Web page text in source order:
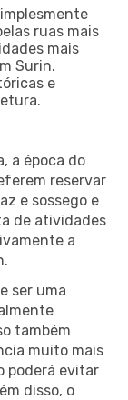
ruas mais
mais
Surin.
e
a época do
reservar
e sossego e
de atividades
a
ser uma
também
muito mais
poderá evitar
disso, o